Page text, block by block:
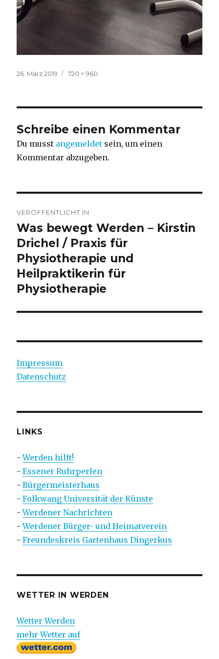
Veröffentlicht
26. März 2019
Volle
720 × 960
Schreibe einen Kommentar
Du musst angemeldet sein, um einen
Kommentar abzugeben.
VERÖFFENTLICHT IN
Was bewegt Werden – Kirstin
Drichel / Praxis für
Physiotherapie und
Heilpraktikerin für
Physiotherapie
Impressum
Datenschutz
LINKS
-Werden hilft!
-Essener Ruhrperlen
-Bürgermeisterhaus
-Folkwang Universität der Künste
-Werdener Nachrichten
-Werdener Bürger- und Heimatverein
-Freundeskreis Gartenhaus Dingerkus
WETTER IN WERDEN
Wetter Werden
mehr Wetter auf